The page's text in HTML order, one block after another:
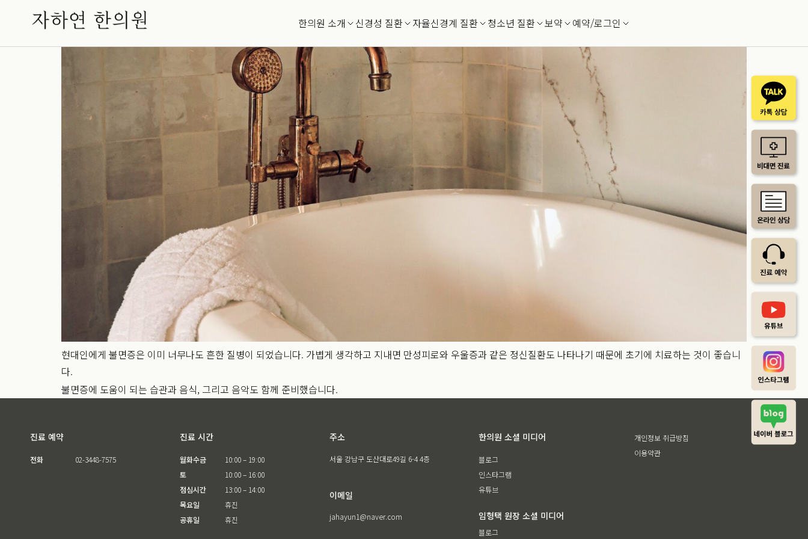
한의원 소개 신경성 질환 자율신경계 질환 청소년 질환 보약 예약/로그인
불면증, 나는 어떤 유형
현대인에게 불면증은 이미 너무나도 흔한 질병이 되었습니다. 가볍게 생각하고 지내면 만성피로와 우울증과 같은 정신질환도 나타나기 때문에 초기에 치료하는 것이 좋습니
다.
불면증에 도움이 되는 습관과 음식, 그리고 음악도 함께 준비했습니다.
진료 예약
전화 02-3448-7575
진료 시간
월화수금
토
점심시간
목요일
공휴일
10:00 – 19:00
10:00 – 16:00
13:00 – 14:00
휴진
휴진
주소
서울 강남구 도산대로49길 6-4 4층
이메일
jahayun1@naver.com
한의원 소셜 미디어
블로그
인스타그램
유튜브
임형택 원장 소셜 미디어
블로그
개인정보 취급방침
이용약관